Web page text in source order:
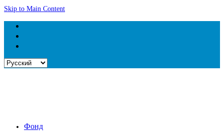
Skip to Main Content
Выбрать
Фонд